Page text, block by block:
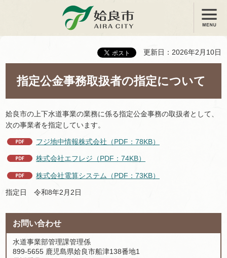
姶良市 メニュー
更新日：2026年2月10日
指定公金事務取扱者の指定について
姶良市の上下水道事業の業務に係る指定公金事務の取扱者として、
次の事業者を指定しています。
フジ地中情報株式会社（PDF：78KB）
株式会社エフレジ（PDF：74KB）
株式会社電算システム（PDF：73KB）
指定日 令和8年2月2日
お問い合わせ
水道事業部管理課管理係
899-5655 鹿児島県姶良市船津138番地1